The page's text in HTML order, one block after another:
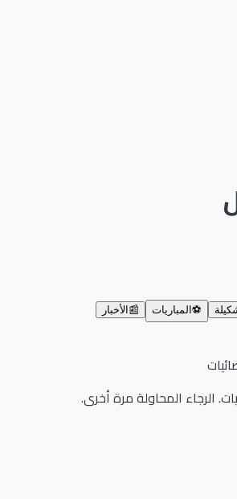
⚽ المباريات 📰 الأخبار
المحاولة مرة أخرى.